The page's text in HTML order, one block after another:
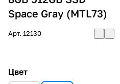
Space Gray (MTL73)
Арт. 12130
Цвет